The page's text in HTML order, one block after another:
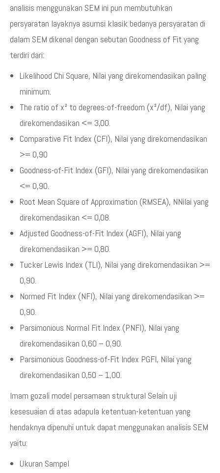
analisis menggunakan SEM ini pun membutuhkan
persyaratan layaknya asumsi klasik bedanya persyaratan di
dalam SEM dikenal dengan sebutan Goodness of Fit yang
terdiri dari:
Likelihood Chi Square, Nilai yang direkomendasikan paling
minimum.
The ratio of x² to degrees-of-freedom (x²/df), Nilai yang
direkomendasikan <= 3,00.
Comparative Fit Index (CFI), Nilai yang direkomendasikan
>= 0,90
Goodness-of-Fit Index (GFI), Nilai yang direkomendasikan
<= 0,90.
Root Mean Square of Approximation (RMSEA), NNilai yang
direkomendasikan <= 0,08.
Adjusted Goodness-of-Fit Index (AGFI), Nilai yang
direkomendasikan >= 0,80.
Tucker Lewis Index (TLI), Nilai yang direkomendasikan >=
0,90.
Normed Fit Index (NFI), Nilai yang direkomendasikan >=
0,90.
Parsimonious Normal Fit Index (PNFI), Nilai yang
direkomendasikan 0,60 – 0,90.
Parsimonious Goodness-of-Fit Index PGFI, Nilai yang
direkomendasikan 0,50 – 1,00.
Imam gozali model persamaan struktural Selain uji
kesesuaian di atas adapula ketentuan-ketentuan yang
hendaknya dipenuhi untuk dapat menggunakan analisis SEM
yaitu:
Ukuran Sampel